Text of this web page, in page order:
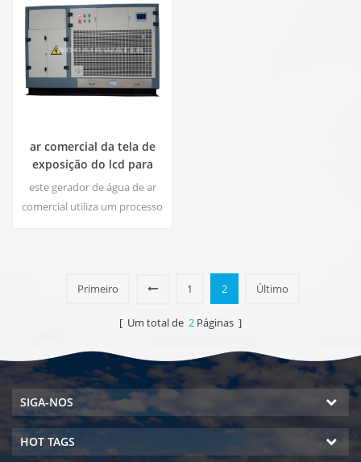
ar comercial da tela de
exposição do lcd para
molhar o gerador ea-500
este gerador de água de ar
comercial utiliza um processo
água de segurança, sem
Primeiro 1 2 Último
[ Um total de 2 Páginas ]
SIGA-NOS
HOT TAGS